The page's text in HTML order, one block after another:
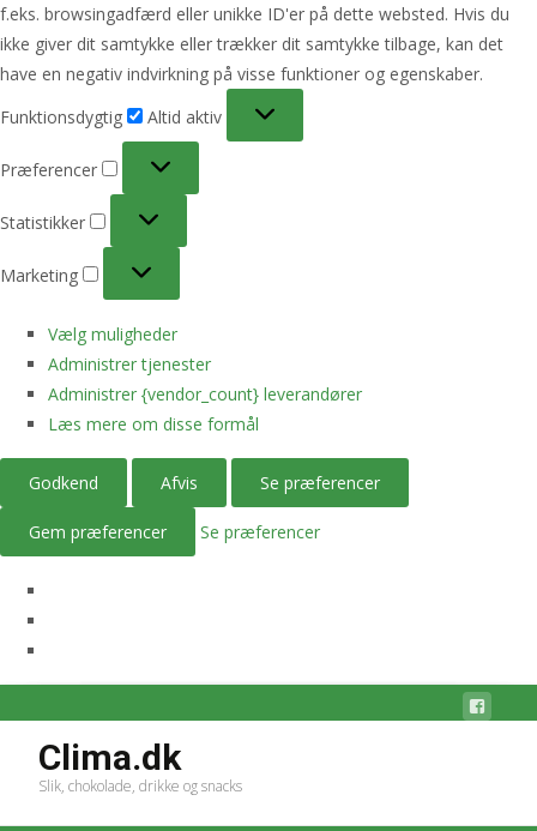
f.eks. browsingadfærd eller unikke ID'er på dette websted. Hvis du
ikke giver dit samtykke eller trækker dit samtykke tilbage, kan det
have en negativ indvirkning på visse funktioner og egenskaber.
Funktionsdygtig
Altid aktiv
Præferencer
Statistikker
Marketing
Vælg muligheder
Administrer tjenester
Administrer {vendor_count} leverandører
Læs mere om disse formål
Godkend Afvis Se præferencer
Gem præferencer Se præferencer
Clima.dk
Slik, chokolade, drikke og snacks